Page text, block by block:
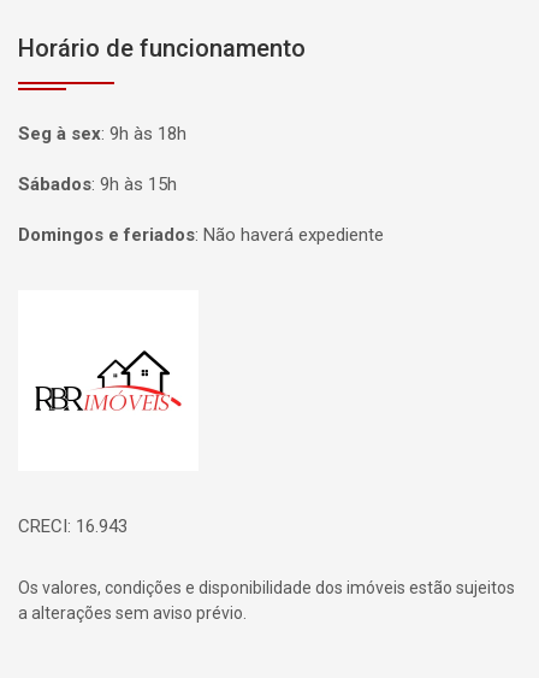
Horário de funcionamento
Seg à sex: 9h às 18h
Sábados: 9h às 15h
Domingos e feriados: Não haverá expediente
CRECI: 16.943
Os valores, condições e disponibilidade dos imóveis estão sujeitos
a alterações sem aviso prévio.